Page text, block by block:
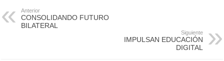
Anterior
CONSOLIDANDO FUTURO
BILATERAL
Siguiente
IMPULSAN EDUCACIÓN
DIGITAL